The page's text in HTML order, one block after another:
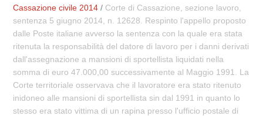
Cassazione civile 2014 / Corte di Cassazione, sezione lavoro,
sentenza 5 giugno 2014, n. 12628. Respinto l'appello proposto
dalle Poste italiane avverso la sentenza con la quale era stata
ritenuta la responsabilità del datore di lavoro per i danni derivati
dall'assegnazione a mansioni di sportellista liquidati nella
somma di euro 47.000,00 successivamente al Maggio 1991. La
Corte territoriale osservava che il lavoratore era stato ritenuto
inidoneo alle mansioni di sportellista sin dal 1991 in quanto lo
stesso era stato vittima di un rapina presso l'ufficio postale di